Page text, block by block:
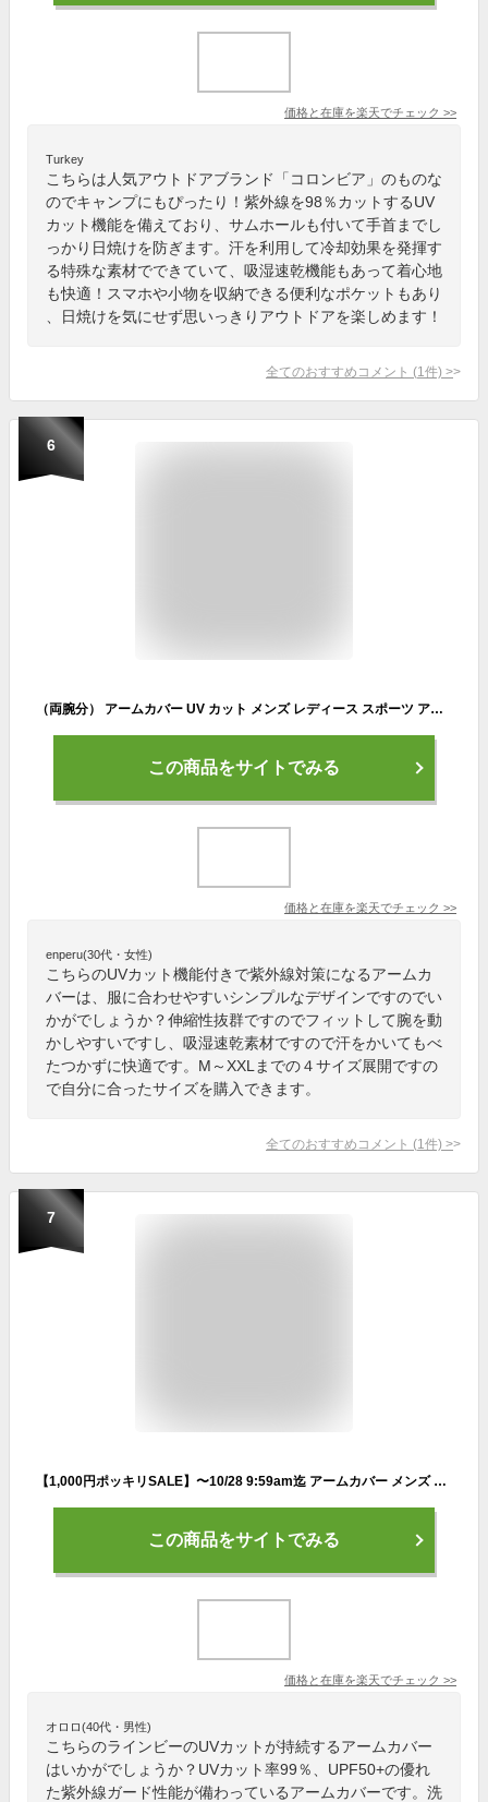
価格と在庫を楽天でチェック >>
Turkey
こちらは人気アウトドアブランド「コロンビア」のものな
のでキャンプにもぴったり！紫外線を98％カットするUV
カット機能を備えており、サムホールも付いて手首までし
っかり日焼けを防ぎます。汗を利用して冷却効果を発揮す
る特殊な素材でできていて、吸湿速乾機能もあって着心地
も快適！スマホや小物を収納できる便利なポケットもあり
、日焼けを気にせず思いっきりアウトドアを楽しめます！
全てのおすすめコメント (1 件) >
6
（両腕分） アームカバー UV カット メンズ レディース スポーツ アウトドア 日焼け 対策 防止 吸湿 速乾 冷感
この商品をサイトでみる
価格と在庫を楽天でチェック >>
enperu(30代・女性)
こちらのUVカット機能付きで紫外線対策になるアームカ
バーは、服に合わせやすいシンプルなデザインですのでい
かがでしょうか？伸縮性抜群ですのでフィットして腕を動
かしやすいですし、吸湿速乾素材ですので汗をかいてもべ
たつかずに快適です。M～XXLまでの４サイズ展開ですの
で自分に合ったサイズを購入できます。
全てのおすすめコメント (1 件) >
7
【1,000円ポッキリSALE】〜10/28 9:59am迄 アームカバー メンズ uv 冷感 接触冷感 日焼け対策 日本製 スポーツ ゴルフ 紫外線対策 吸汗速乾 伸縮 アウトドア ドライブ ランニング ゴルフ スポーツ 日よけ ラインビー グラモア FT0055 返品交換可
この商品をサイトでみる
価格と在庫を楽天でチェック >>
オロロ(40代・男性)
こちらのラインビーのUVカットが持続するアームカバー
はいかがでしょうか？UVカット率99％、UPF50+の優れ
た紫外線ガード性能が備わっているアームカバーです。洗